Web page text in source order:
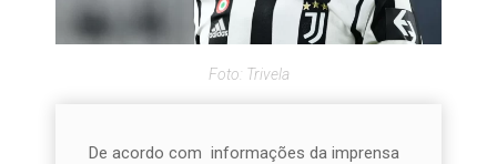
Foto: Trivela
De acordo com informações da imprensa